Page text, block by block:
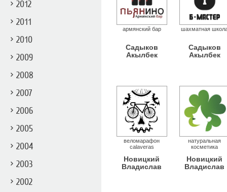
2012
2011
2010
2009
2008
2007
2006
2005
2004
2003
2002
армянский бар
Садыков
Акылбек
шахматная
Садыков
Акылбек
веломарафон
сalaveras
Новицкий
Владислав
натуральная
косметика
Новицкий
Владислав